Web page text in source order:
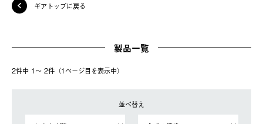
ギアトップに戻る
製品一覧
2件中 1〜 2件（1ページ⽬を表⽰中）
並べ替え